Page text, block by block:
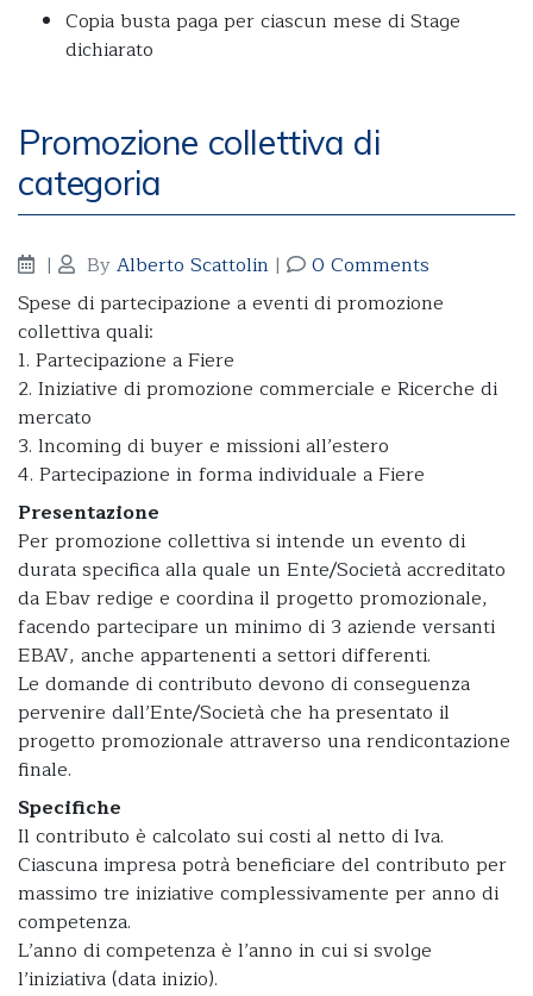
Copia busta paga per ciascun mese di Stage
dichiarato
Promozione collettiva di
categoria
| ByAlberto Scattolin |
0 Comments
Spese di partecipazione a eventi di promozione
collettiva quali:
1. Partecipazione a Fiere
2. Iniziative di promozione commerciale e Ricerche di
mercato
3. lncoming di buyer e missioni all’estero
4. Partecipazione in forma individuale a Fiere
Presentazione
Per promozione collettiva si intende un evento di
durata specifica alla quale un Ente/Società accreditato
da Ebav redige e coordina il progetto promozionale,
facendo partecipare un minimo di 3 aziende versanti
EBAV, anche appartenenti a settori differenti.
Le domande di contributo devono di conseguenza
pervenire dall’Ente/Società che ha presentato il
progetto promozionale attraverso una rendicontazione
finale.
Specifiche
Il contributo è calcolato sui costi al netto di Iva.
Ciascuna impresa potrà beneficiare del contributo per
massimo tre iniziative complessivamente per anno di
competenza.
L’anno di competenza è l’anno in cui si svolge
l’iniziativa (data inizio).